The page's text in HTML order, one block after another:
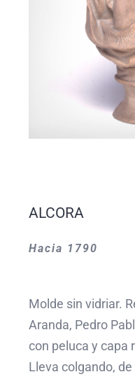
ALCORA
Hacia 1790
Molde sin vidriar.
Aranda, Pedro
con peluca y capa
Lleva colgando,